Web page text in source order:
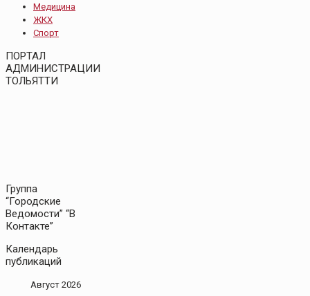
Медицина
ЖКХ
Спорт
ПОРТАЛ
АДМИНИСТРАЦИИ
ТОЛЬЯТТИ
Группа
“Городские
Ведомости” “В
Контакте”
Календарь
публикаций
Август 2026